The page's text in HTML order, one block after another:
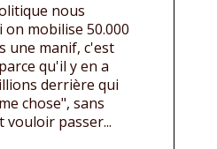
nous
mobilise 50.000
une manif, c'est
qu'il y en a
derrière qui
chose", sans
vouloir passer...